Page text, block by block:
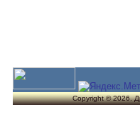
Copyright © 2026.